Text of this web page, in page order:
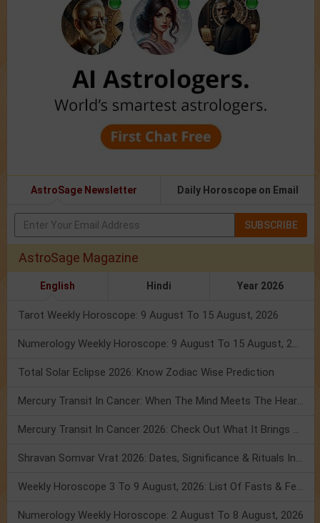
AstroSage Newsletter Daily Horoscope on Email
SUBSCRIBE
AstroSage Magazine
English Hindi Year 2026
Tarot Weekly Horoscope: 9 August To 15 August, 2026
Numerology Weekly Horoscope: 9 August To 15 August, 2026
Total Solar Eclipse 2026: Know Zodiac Wise Prediction
Mercury Transit In Cancer: When The Mind Meets The Heart!
Mercury Transit In Cancer 2026: Check Out What It Brings For You
Shravan Somvar Vrat 2026: Dates, Significance & Rituals In August
Weekly Horoscope 3 To 9 August, 2026: List Of Fasts & Festivals
Numerology Weekly Horoscope: 2 August To 8 August, 2026